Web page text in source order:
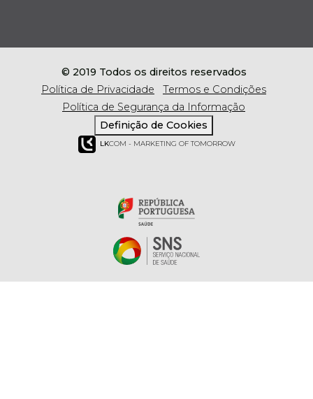
© 2019 Todos os direitos reservados
Política de Privacidade
Termos e Condições
Política de Segurança da Informação
Definição de Cookies
LKCOM - MARKETING OF TOMORROW